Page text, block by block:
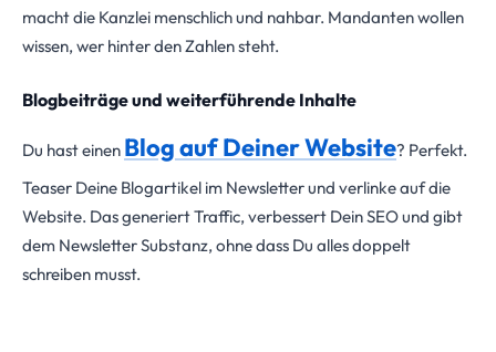
macht die Kanzlei menschlich und nahbar. Mandanten wollen
wissen, wer hinter den Zahlen steht.
Blogbeiträge und weiterführende Inhalte
Du hast einen Blog auf Deiner Website? Perfekt.
Teaser Deine Blogartikel im Newsletter und verlinke auf die
Website. Das generiert Traffic, verbessert Dein SEO und gibt
dem Newsletter Substanz, ohne dass Du alles doppelt
schreiben musst.